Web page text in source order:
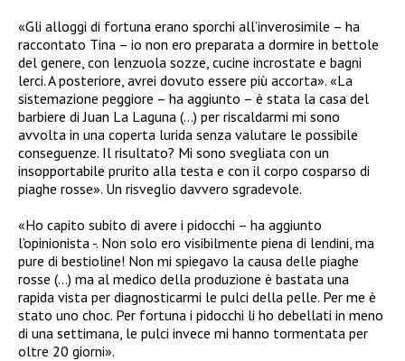
«Gli alloggi di fortuna erano sporchi all’inverosimile – ha
raccontato Tina – io non ero preparata a dormire in bettole
del genere, con lenzuola sozze, cucine incrostate e bagni
lerci. A posteriore, avrei dovuto essere più accorta». «La
sistemazione peggiore – ha aggiunto – è stata la casa del
barbiere di Juan La Laguna (…) per riscaldarmi mi sono
avvolta in una coperta lurida senza valutare le possibile
conseguenze. Il risultato? Mi sono svegliata con un
insopportabile prurito alla testa e con il corpo cosparso di
piaghe rosse». Un risveglio davvero sgradevole.
«Ho capito subito di avere i pidocchi – ha aggiunto
l’opinionista -. Non solo ero visibilmente piena di lendini, ma
pure di bestioline! Non mi spiegavo la causa delle piaghe
rosse (…) ma al medico della produzione è bastata una
rapida vista per diagnosticarmi le pulci della pelle. Per me è
stato uno choc. Per fortuna i pidocchi li ho debellati in meno
di una settimana, le pulci invece mi hanno tormentata per
oltre 20 giorni».